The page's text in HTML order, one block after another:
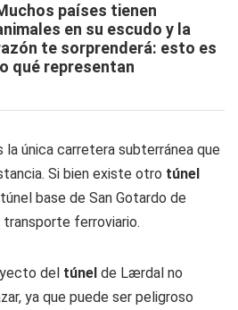
países tienen
en su escudo y la
te sorprenderá: esto es
lo qué representan
la única carretera subterránea que
Si bien existe otro túnel
base de San Gotardo de
ferroviario.
del túnel de Lærdal no
ya que puede ser peligroso